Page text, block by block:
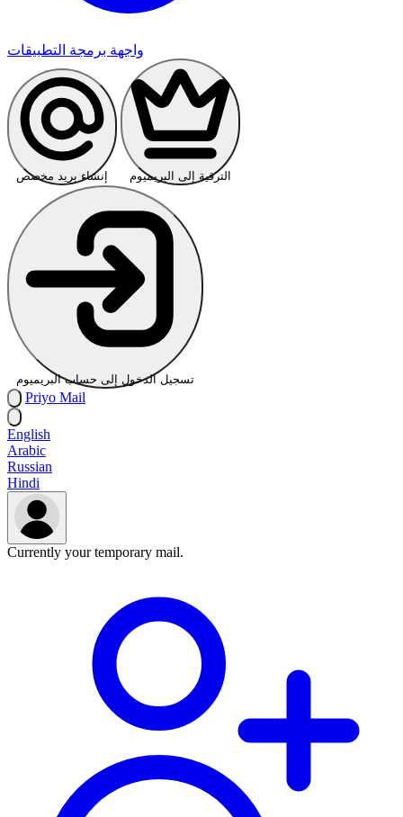
واجهة برمجة التطبيقات
إنشاء بريد مخصص الترقية إلى البريميوم
تسجيل الدخول إلى حساب البريميوم
Priyo Mail
English
Arabic
Russian
Hindi
Currently your temporary mail.